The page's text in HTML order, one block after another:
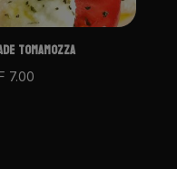
TOMAMOZZA
7.00